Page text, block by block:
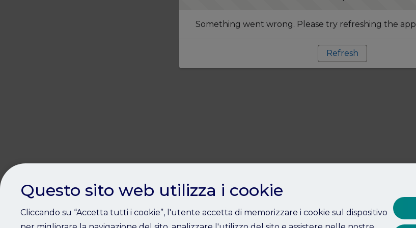
Something went wrong. Please try refreshing the app
Refresh
Questo sito web utilizza i cookie
Cliccando su “Accetta tutti i cookie”, l'utente accetta di memorizzare i cookie sul dispositivo